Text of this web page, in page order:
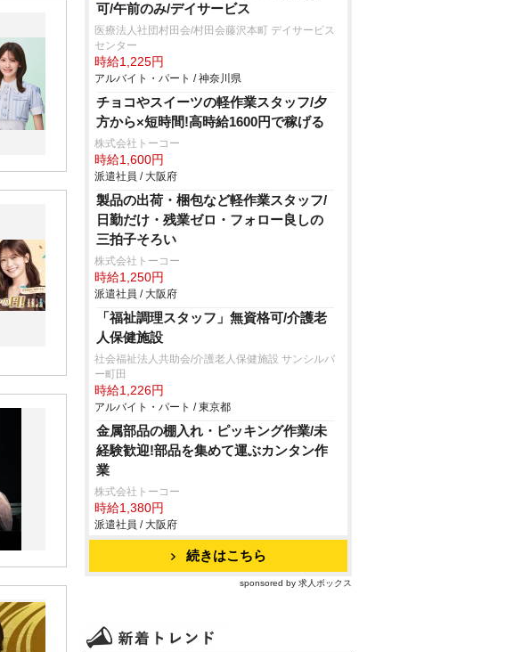
可/午前のみ/デイサービス
医療法人社団村田会/村田会藤沢本町 デイサービス
センター
時給1,225円
アルバイト・パート / 神奈川県
チョコやスイーツの軽作業スタッフ/夕
方から×短時間!高時給1600円で稼げる
株式会社トーコー
時給1,600円
派遣社員 / 大阪府
製品の出荷・梱包など軽作業スタッフ/
日勤だけ・残業ゼロ・フォロー良しの
三拍子そろい
株式会社トーコー
時給1,250円
派遣社員 / 大阪府
「福祉調理スタッフ」無資格可/介護老
人保健施設
社会福祉法人共助会/介護老人保健施設 サンシルバ
ー町田
時給1,226円
アルバイト・パート / 東京都
金属部品の棚入れ・ピッキング作業/未
経験歓迎!部品を集めて運ぶカンタン作
業
株式会社トーコー
時給1,380円
派遣社員 / 大阪府
続きはこちら
sponsored by 求人ボックス